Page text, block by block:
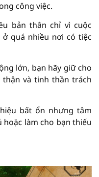
công việc.
bản thân chỉ vì cuộc
quá nhiều nơi có tiệc
lớn, bạn hãy giữ cho
và tinh thần trách
bất ổn nhưng tâm
làm cho bạn thiếu